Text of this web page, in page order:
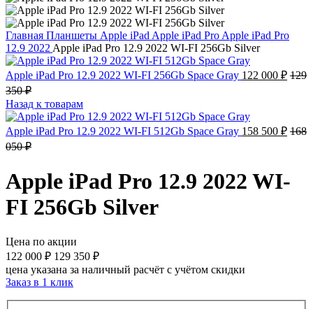
Главная Планшеты Apple iPad Apple iPad Pro Apple iPad Pro
12.9 2022 Apple iPad Pro 12.9 2022 WI-FI 256Gb Silver
Apple iPad Pro 12.9 2022 WI-FI 256Gb Space Gray 122 000 ₽ 129
350₽
Назад к товарам
Apple iPad Pro 12.9 2022 WI-FI 512Gb Space Gray 158 500 ₽ 168
050₽
Apple iPad Pro 12.9 2022 WI-
FI 256Gb Silver
Цена по акции
122 000 ₽ 129 350 ₽
цена указана за наличный расчёт с учётом скидки
Заказ в 1 клик